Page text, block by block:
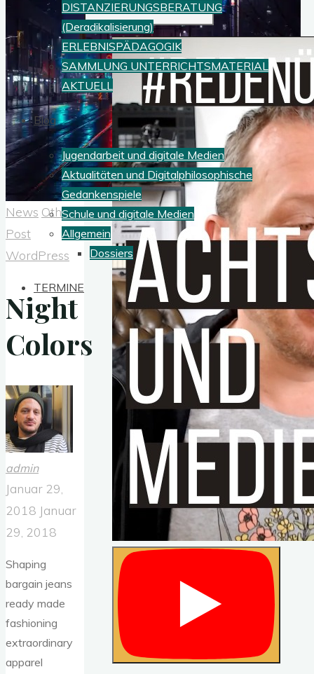
DISTANZIERUNGSBERATUNG
(Deradikalisierung)
ERLEBNISPÄDAGOGIK
SAMMLUNG UNTERRICHTSMATERIAL
AKTUELL
Blog
Jugendarbeit und digitale Medien
Aktualitäten und Digitalphilosophische
Gedankenspiele
Schule und digitale Medien
Allgemein
Dossiers
TERMINE
News Others
Post
WordPress
Night
Colors
admin
Januar 29,
2018 Januar
29, 2018
Shaping
bargain jeans
ready made
fashioning
extraordinary
apparel